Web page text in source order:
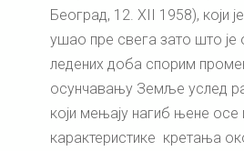
Београд, 12. XII 1958), који
ушао пре свега зато што је
ледених доба спорим
осунчавању Земље услед
који мењају нагиб њене осе
карактеристике кретања